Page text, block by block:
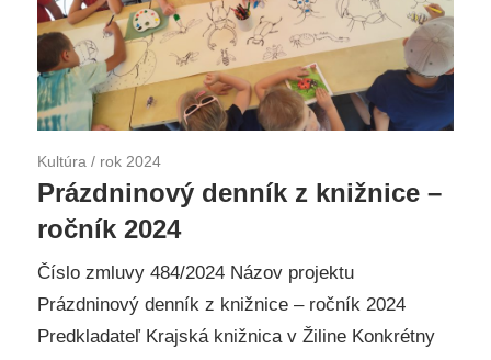
Kultúra / rok 2024
Prázdninový denník z knižnice –
ročník 2024
Číslo zmluvy 484/2024 Názov projektu
Prázdninový denník z knižnice – ročník 2024
Predkladateľ Krajská knižnica v Žiline Konkrétny